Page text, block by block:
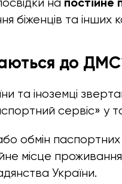
біженців та інших
до
та іноземці
сервіс» у
обмін паспортних
місце
України.